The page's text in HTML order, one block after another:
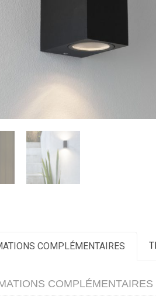
COMPLÉMENTAIRES
COMPLÉMENTAIRES